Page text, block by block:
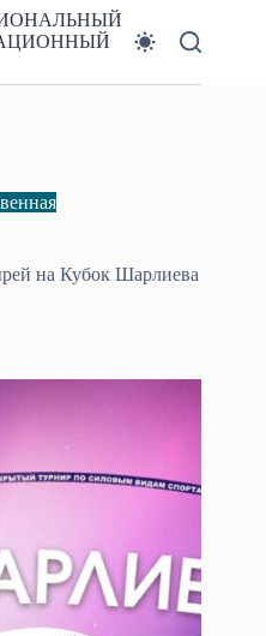
на Кубок Шарлиева